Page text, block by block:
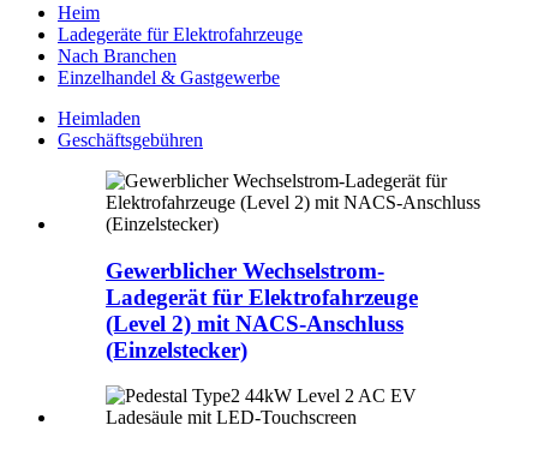
Heim
Ladegeräte für Elektrofahrzeuge
Nach Branchen
Einzelhandel & Gastgewerbe
Heimladen
Geschäftsgebühren
Gewerblicher Wechselstrom-
Ladegerät für Elektrofahrzeuge
(Level 2) mit NACS-Anschluss
(Einzelstecker)